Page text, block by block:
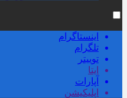
اینستاگرام
تلگرام
توییتر
ایتا
آپارات
اپلیکیشن